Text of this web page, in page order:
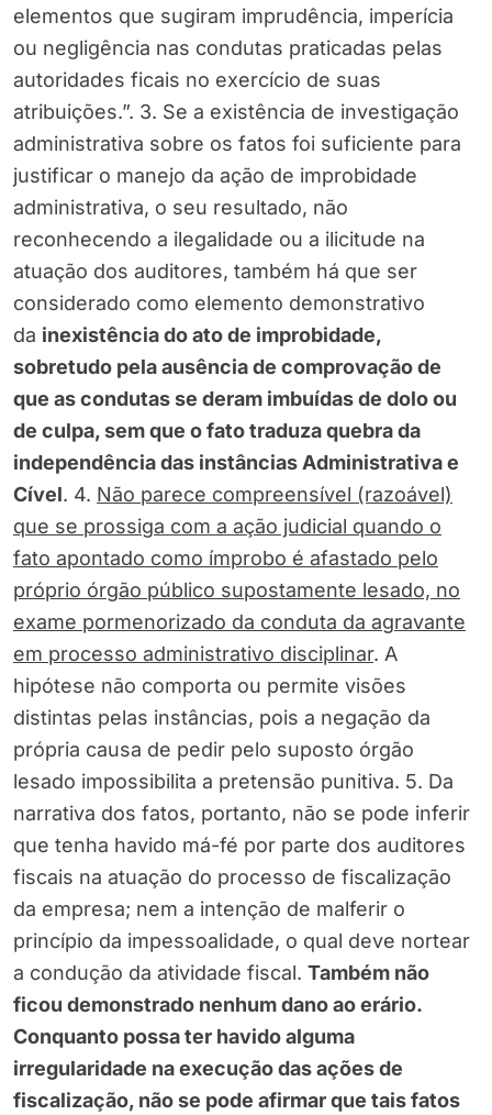
elementos que sugiram imprudência, imperícia
ou negligência nas condutas praticadas pelas
autoridades ficais no exercício de suas
atribuições.”. 3. Se a existência de investigação
administrativa sobre os fatos foi suficiente para
justificar o manejo da ação de improbidade
administrativa, o seu resultado, não
reconhecendo a ilegalidade ou a ilicitude na
atuação dos auditores, também há que ser
considerado como elemento demonstrativo
da inexistência do ato de improbidade,
sobretudo pela ausência de comprovação de
que as condutas se deram imbuídas de dolo ou
de culpa, sem que o fato traduza quebra da
independência das instâncias Administrativa e
Cível. 4. Não parece compreensível (razoável)
que se prossiga com a ação judicial quando o
fato apontado como ímprobo é afastado pelo
próprio órgão público supostamente lesado, no
exame pormenorizado da conduta da agravante
em processo administrativo disciplinar. A
hipótese não comporta ou permite visões
distintas pelas instâncias, pois a negação da
própria causa de pedir pelo suposto órgão
lesado impossibilita a pretensão punitiva. 5. Da
narrativa dos fatos, portanto, não se pode inferir
que tenha havido má-fé por parte dos auditores
fiscais na atuação do processo de fiscalização
da empresa; nem a intenção de malferir o
princípio da impessoalidade, o qual deve nortear
a condução da atividade fiscal. Também não
ficou demonstrado nenhum dano ao erário.
Conquanto possa ter havido alguma
irregularidade na execução das ações de
fiscalização, não se pode afirmar que tais fatos